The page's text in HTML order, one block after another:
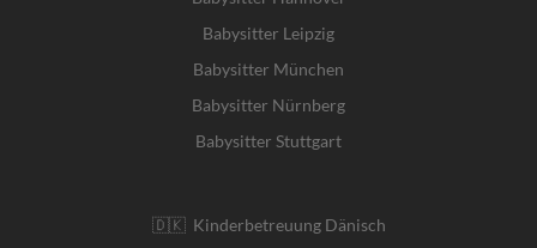
Babysitter Leipzig
Babysitter München
Babysitter Nürnberg
Babysitter Stuttgart
🇩🇰 Kinderbetreuung Dänisch